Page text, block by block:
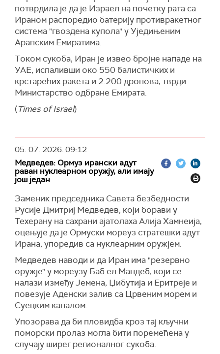
Западној обали, описујући међународни
одговор у палестинским енклавама као
катастрофалан, и позивајући Израел на
одговорност.
Делегацију Хезболаха предводио је високи
политички званичник и бивши либански
посланик Мухамед Фнеиш, који је пренео
саучешће генералног секретара те
организације Наима Касема поводом смрти
Алија Хамнеија.
палестинској државности и похвалио отпор
Хезболаха.
(Tasnim)
потврдила је да је Израел на почетку рата са
Ираном распоредио батерију противракетног
система "гвоздена купола" у Уједињеним
Арапским Емиратима.
Tоком сукоба, Иран je извео бројне нападе на
УАЕ, испаливши око 550 балистичких и
крстарећих ракета и 2.200 дронова, тврди
Министарство одбране Емирата.
(Times of Israel)
05. 07. 2026.09:12
Медведев: Ормуз ирански адут
раван нуклеарном оружју, али имају
још један
Заменик председника Савета безбедности
Русије Дмитриј Медведев, који борави у
Техерану на сахрани ајатолаха Алија Хамнеија,
оцењује да је Ормуски мореуз стратешки адут
Ирана, упоредив са нуклеарним оружјем.
Медведев наводи и да Иран има "резервно
оружје" у мореузу Баб ел Мандеб, који се
налази између Јемена, Џибутија и Еритреје и
повезује Аденски залив са Црвеним морем и
Суецким каналом.
Упозорава да би пловидба кроз тај кључни
поморски пролаз могла бити поремећена у
случају ширег регионалног сукоба.